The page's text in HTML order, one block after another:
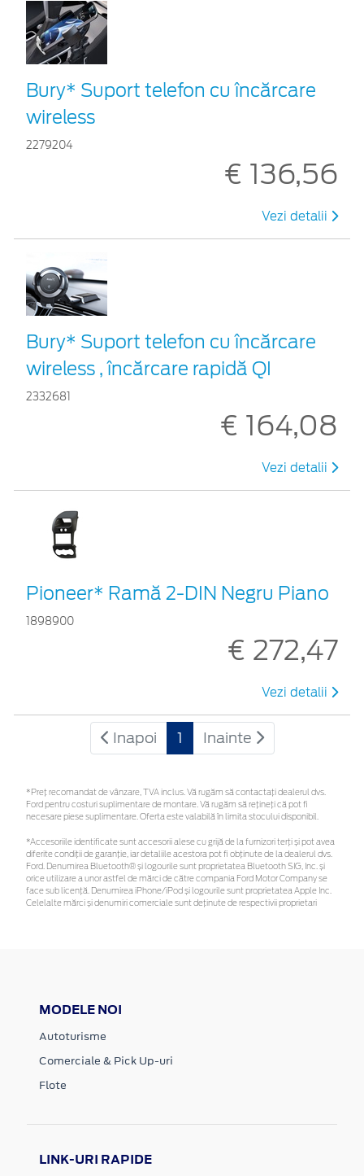
Bury* Suport telefon cu încărcare
wireless
2279204
€ 136,56
Vezi detalii
Bury* Suport telefon cu încărcare
wireless , încărcare rapidă QI
2332681
€ 164,08
Vezi detalii
Pioneer* Ramă 2-DIN Negru Piano
1898900
€ 272,47
Vezi detalii
Inapoi 1 Inainte
*Preţ recomandat de vânzare, TVA inclus. Vă rugăm să contactaţi dealerul dvs.
Ford pentru costuri suplimentare de montare. Vă rugăm să rețineți că pot fi
necesare piese suplimentare. Oferta este valabilă în limita stocului disponibil.
*Accesoriile identificate sunt accesorii alese cu grijă de la furnizori terți și pot avea
diferite condiții de garanție, iar detaliile acestora pot fi obținute de la dealerul dvs.
Ford. Denumirea Bluetooth® și logourile sunt proprietatea Bluetooth SIG, Inc. și
orice utilizare a unor astfel de mărci de către compania Ford Motor Company se
face sub licență. Denumirea iPhone/iPod și logourile sunt proprietatea Apple Inc.
Celelalte mărci și denumiri comerciale sunt deținute de respectivii proprietari
MODELE NOI
Autoturisme
Comerciale & Pick Up-uri
Flote
LINK-URI RAPIDE